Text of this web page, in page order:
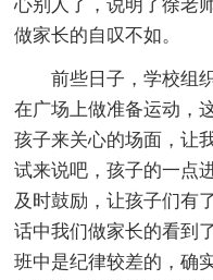
心别人了，说明了徐老
做家长的自叹不如。
前些日子，学校组
在广场上做准备运动，
孩子来关心的场面，让
试来说吧，孩子的一点
及时鼓励，让孩子们有
话中我们做家长的看到
班中是纪律较差的，确